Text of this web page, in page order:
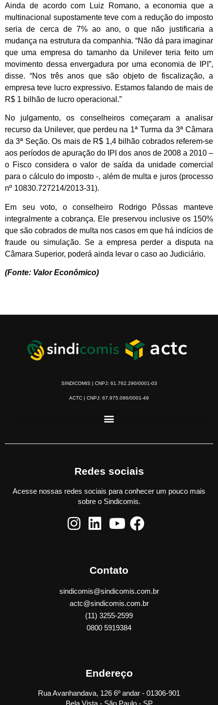
Ainda de acordo com Luiz Romano, a economia que a
multinacional supostamente teve com a redução do imposto
seria de cerca de 7% ao ano, o que não justificaria a
mudança na estrutura da companhia. “Não dá para imaginar
que uma empresa do tamanho da Unilever teria feito um
movimento dessa envergadura por uma economia de IPI”,
disse. “Nos três anos que são objeto de fiscalização, a
empresa teve lucro expressivo. Estamos falando de mais de
R$ 1 bilhão de lucro operacional.”
No julgamento, os conselheiros começaram a analisar
recurso da Unilever, que perdeu na 1ª Turma da 3ª Câmara
da 3ª Seção. Os mais de R$ 1,4 bilhão cobrados referem-se
aos períodos de apuração do IPI dos anos de 2008 a 2010 –
o Fisco considera o valor de saída da unidade comercial
para o cálculo do imposto -, além de multa e juros (processo
nº 10830.727214/2013-31).
Em seu voto, o conselheiro Rodrigo Pôssas manteve
integralmente a cobrança. Ele preservou inclusive os 150%
que são cobrados de multa nos casos em que há indícios de
fraude ou simulação. Se a empresa perder a disputa na
Câmara Superior, poderá ainda levar o caso ao Judiciário.
(Fonte: Valor Econômico)
SINDICOMIS | CNPJ: 61.762.290/0001-03
ACTC | CNPJ: 67.975.086/0001-49
Redes sociais
Acesse nossas redes sociais para conhecer um pouco mais
sobre o Sindicomis.
Contato
sindicomis@sindicomis.com.br
actc@sindicomis.com.br
(11) 3255-2599
0800 5919384
Endereço
Rua Avanhandava, 126 6º andar - 01306-901